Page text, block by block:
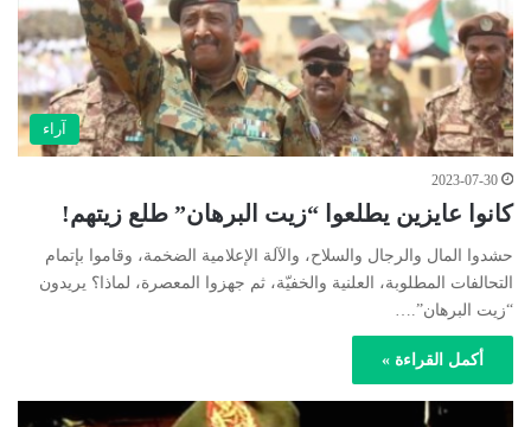
آراء
2023-07-30
كانوا عايزين يطلعوا “زيت البرهان” طلع زيتهم!
حشدوا المال والرجال والسلاح، والآلة الإعلامية الضخمة، وقاموا بإتمام
التحالفات المطلوبة، العلنية والخفيّة، ثم جهزوا المعصرة، لماذا؟ يريدون
“زيت البرهان”.…
أكمل القراءة »